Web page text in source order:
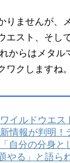
りませんが、
エスト、そし
からはメタル
ワクしますね。
イルドウエス
情報が判明！
自分の分身と
やる」と語ら